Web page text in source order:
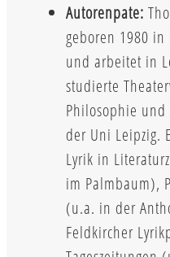
Autorenpate:
geboren 1980
und arbeitet in
studierte
Philosophie
der Uni Leipzig.
Lyrik in
im Palmbaum),
(u.a. in der
Feldkircher